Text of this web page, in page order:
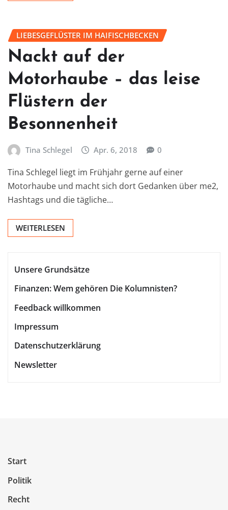
LIEBESGEFLÜSTER IM HAIFISCHBECKEN
Nackt auf der
Motorhaube – das leise
Flüstern der
Besonnenheit
Tina Schlegel Apr. 6, 2018 0
Tina Schlegel liegt im Frühjahr gerne auf einer
Motorhaube und macht sich dort Gedanken über me2,
Hashtags und die tägliche…
WEITERLESEN
Unsere Grundsätze
Finanzen: Wem gehören Die Kolumnisten?
Feedback willkommen
Impressum
Datenschutzerklärung
Newsletter
Start
Politik
Recht